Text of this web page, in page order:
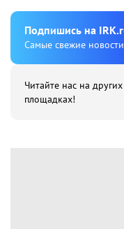
Подпишиcь на
Cамые свежие
Читайте нас на других
площадках!